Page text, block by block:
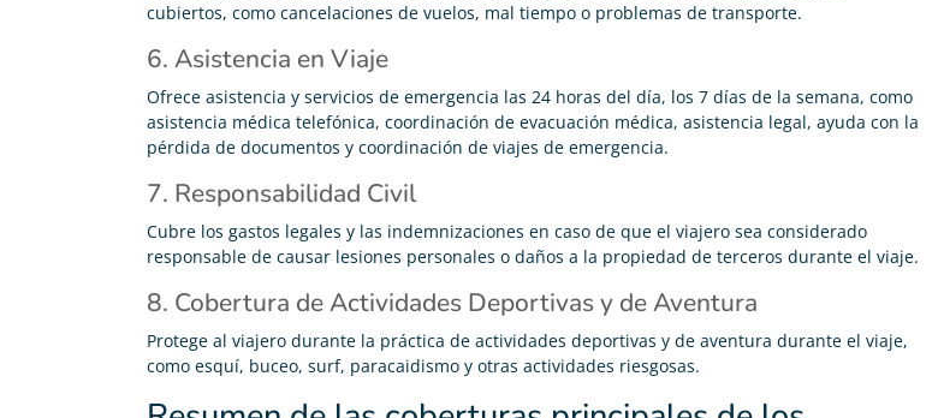
cubiertos, como cancelaciones de vuelos, mal tiempo o problemas de transporte.
6. Asistencia en Viaje
Ofrece asistencia y servicios de emergencia las 24 horas del día, los 7 días de la semana, como
asistencia médica telefónica, coordinación de evacuación médica, asistencia legal, ayuda con la
pérdida de documentos y coordinación de viajes de emergencia.
7. Responsabilidad Civil
Cubre los gastos legales y las indemnizaciones en caso de que el viajero sea considerado
responsable de causar lesiones personales o daños a la propiedad de terceros durante el viaje.
8. Cobertura de Actividades Deportivas y de Aventura
Protege al viajero durante la práctica de actividades deportivas y de aventura durante el viaje,
como esquí, buceo, surf, paracaidismo y otras actividades riesgosas.
Carolina Garcés
 
Muy buen trato, servicio profesional, agradable y
buenos precios. Lo recomiendo

Contraté el seguro de viaje en Adity por
recomendación y me ha terminado saliendo a cuenta
ya que se canceló y respondieron, como debe de ser.